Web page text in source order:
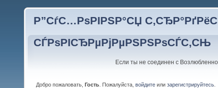
Р”СѓС…РѕРІРЅР°СЏ
СЃРѕРІСЂРµРјРµРЅРЅРѕСЃС‚СЊ
Если ты не соединен с
Добро пожаловать, Гость . Пожалуйста, войдите или зарегистрируйтесь